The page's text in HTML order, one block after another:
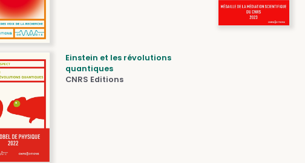
Einstein et les révolutions
quantiques
CNRS Editions